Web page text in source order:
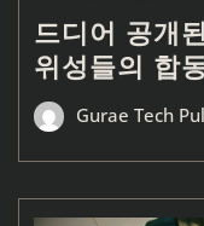
드디어 공개
위성들의 합
Gurae Tech